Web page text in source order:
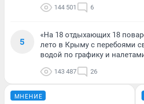
144 501 6
5
«На 18 отдыхающих 18
лето в Крыму с перебоями
водой по графику и
143 487 26
МНЕНИЕ